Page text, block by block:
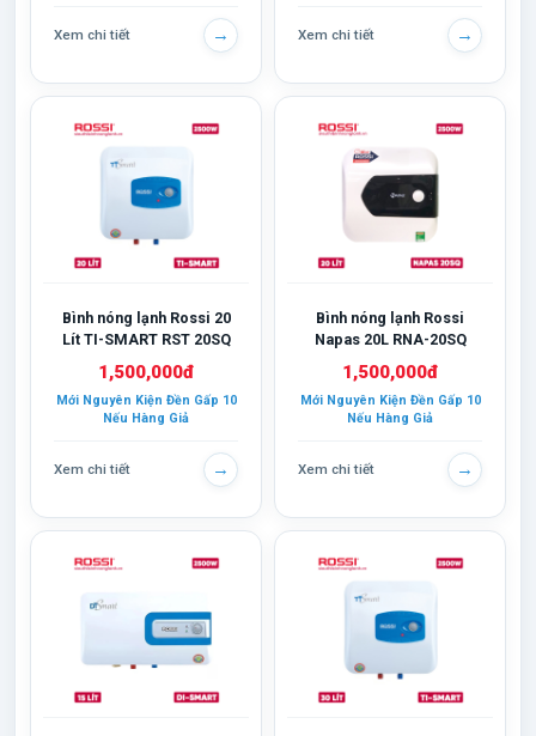
Xem chi tiết → Xem chi tiết →
Bình nóng lạnh Rossi 20
Lít TI-SMART RST 20SQ
1,500,000đ
Mới Nguyên Kiện Đền Gấp 10
Nếu Hàng Giả
Xem chi tiết →
Bình nóng lạnh Rossi
Napas 20L RNA-20SQ
1,500,000đ
Mới Nguyên Kiện Đền Gấp 10
Nếu Hàng Giả
Xem chi tiết →